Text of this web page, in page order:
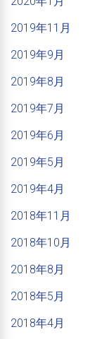
2019年11月
2019年9月
2019年8月
2019年7月
2019年6月
2019年5月
2019年4月
2018年11月
2018年10月
2018年8月
2018年5月
2018年4月